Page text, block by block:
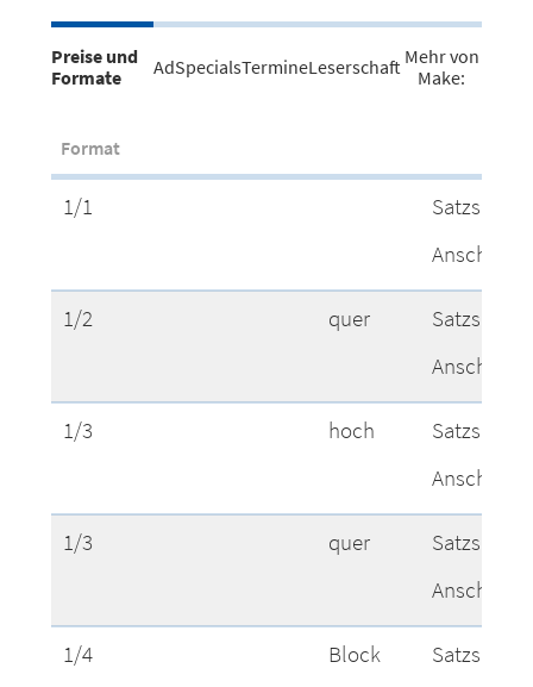
Preise und
Formate
AdSpecialsTermineLeserschaft Mehr von
Make:
Format
1/1
Anschnitt
1/2 quer
Anschnitt
1/3 hoch
Anschnitt
1/3 quer
Anschnitt
1/4 Block